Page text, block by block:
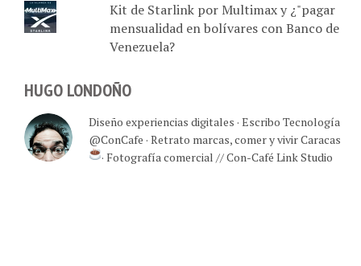
Kit de Starlink por Multimax y ¿"pagar
mensualidad en bolívares con Banco de
Venezuela?
HUGO LONDOÑO
Diseño experiencias digitales · Escribo Tecnología
@ConCafe · Retrato marcas, comer y vivir Caracas
· Fotografía comercial // Con-Café Link Studio